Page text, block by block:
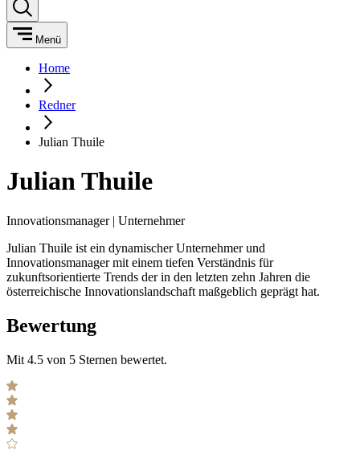
Menü
Home
Redner
Julian Thuile
Julian Thuile
Innovationsmanager | Unternehmer
Julian Thuile ist ein dynamischer Unternehmer und
Innovationsmanager mit einem tiefen Verständnis für
zukunftsorientierte Trends der in den letzten zehn Jahren die
österreichische Innovationslandschaft maßgeblich geprägt hat.
Bewertung
Mit 4.5 von 5 Sternen bewertet.